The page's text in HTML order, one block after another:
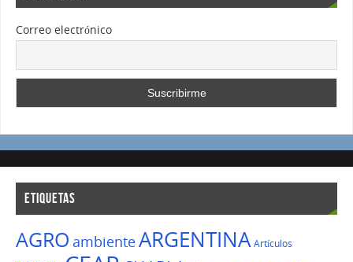
Correo electrónico
ETIQUETAS
AGRO ambienteARGENTINA Artículos